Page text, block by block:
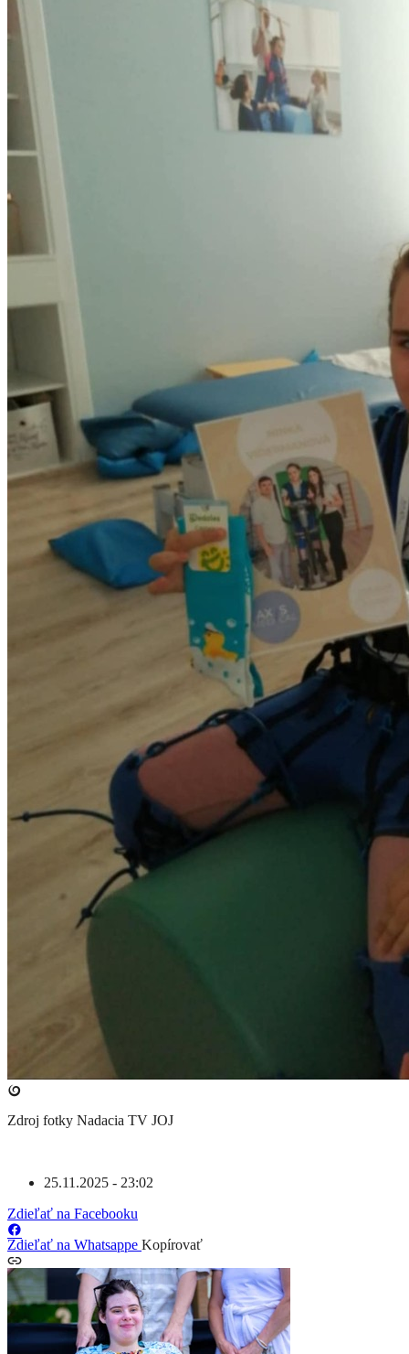
Zdroj fotky Nadacia TV JOJ
25.11.2025 - 23:02
Zdieľať na Facebooku
Zdieľať na Whatsappe Kopírovať